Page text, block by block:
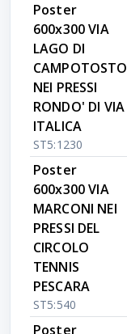
Poster
600x300 VIA
LAGO DI
CAMPOTOSTO
NEI PRESSI
RONDO' DI VIA
ITALICA
ST5:1230
Poster
600x300 VIA
MARCONI NEI
PRESSI DEL
CIRCOLO
TENNIS
PESCARA
ST5:540
Poster